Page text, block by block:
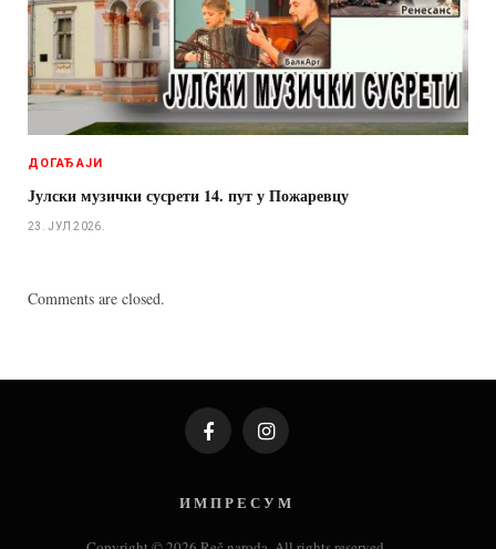
ДОГАЂАЈИ
Јулски музички сусрети 14. пут у Пожаревцу
23. ЈУЛ 2026.
Comments are closed.
FacebookInstagram
И М П Р Е С У М